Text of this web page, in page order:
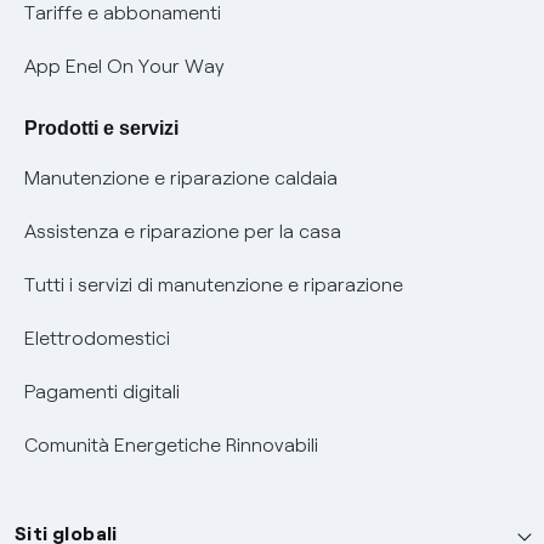
Phishing e truffe online
Verifica chi ti ha chiamato
Agevolazione utenti con disabilità per offerte Fibra
Informativa RAEE
Tariffe e abbonamenti
App Enel On Your Way
Prodotti e servizi
Manutenzione e riparazione caldaia
Assistenza e riparazione per la casa
Tutti i servizi di manutenzione e riparazione
Elettrodomestici
Pagamenti digitali
Comunità Energetiche Rinnovabili
Siti globali